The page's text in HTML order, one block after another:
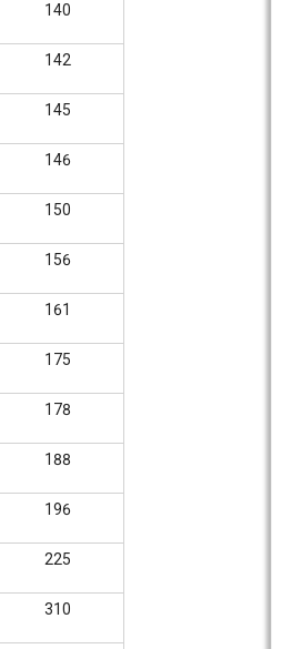
140
142
145
146
150
156
161
175
178
188
196
225
310